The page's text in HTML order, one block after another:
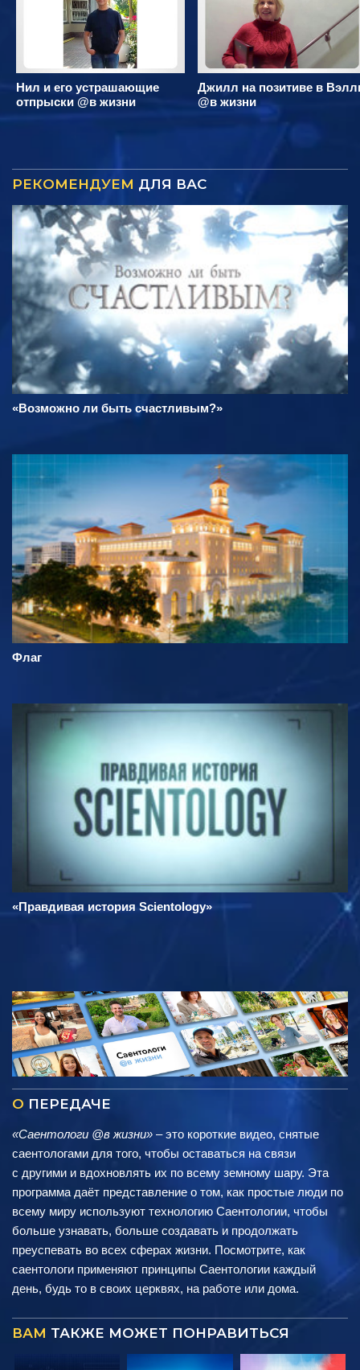
Нил и его устрашающие
отпрыски @в жизни
Джилл на позитиве в
@в жизни
РЕКОМЕНДУЕМ ДЛЯ ВАС
«Возможно ли быть счастливым?»
Флаг
«Правдивая история Scientology»
О ПЕРЕДАЧЕ
«Саентологи @в жизни» – это короткие видео, снятые
саентологами для того, чтобы оставаться на связи
с другими и вдохновлять их по всему земному шару. Эта
программа даёт представление о том, как простые люди по
всему миру используют технологию Саентологии, чтобы
больше узнавать, больше создавать и продолжать
преуспевать во всех сферах жизни. Посмотрите, как
саентологи применяют принципы Саентологии каждый
день, будь то в своих церквях, на работе или дома.
ВАМ ТАКЖЕ МОЖЕТ ПОНРАВИТЬСЯ